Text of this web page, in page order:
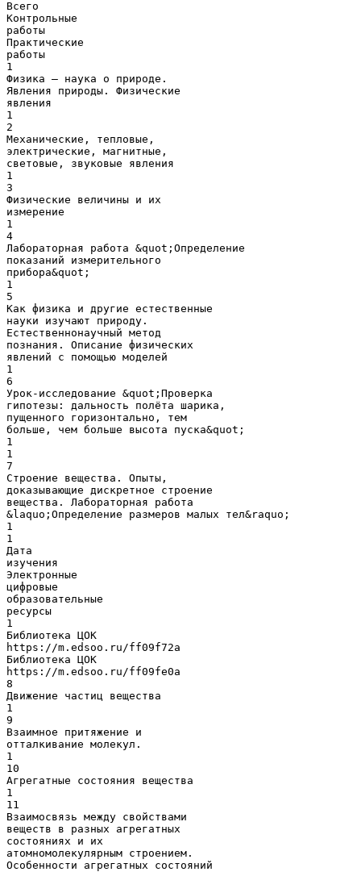
Всего
Контрольные
работы
Практические
работы
1
Физика — наука о природе.
Явления природы. Физические
явления
1
2
Механические, тепловые,
электрические, магнитные,
световые, звуковые явления
1
3
Физические величины и их
измерение
1
4
Лабораторная работа &quot;Определение
показаний измерительного
прибора&quot;
1
5
Как физика и другие естественные
науки изучают природу.
Естественнонаучный метод
познания. Описание физических
явлений с помощью моделей
1
6
Урок-исследование &quot;Проверка
гипотезы: дальность полёта шарика,
пущенного горизонтально, тем
больше, чем больше высота пуска&quot;
1
1
7
Строение вещества. Опыты,
доказывающие дискретное строение
вещества. Лабораторная работа
&laquo;Определение размеров малых тел&raquo;
1
1
Дата
изучения
Электронные
цифровые
образовательные
ресурсы
1
Библиотека ЦОК
https://m.edsoo.ru/ff09f72a
Библиотека ЦОК
https://m.edsoo.ru/ff09fe0a
8
Движение частиц вещества
1
9
Взаимное притяжение и
отталкивание молекул.
1
10
Агрегатные состояния вещества
1
11
Взаимосвязь между свойствами
веществ в разных агрегатных
состояниях и их
атомномолекулярным строением.
Особенности агрегатных состояний